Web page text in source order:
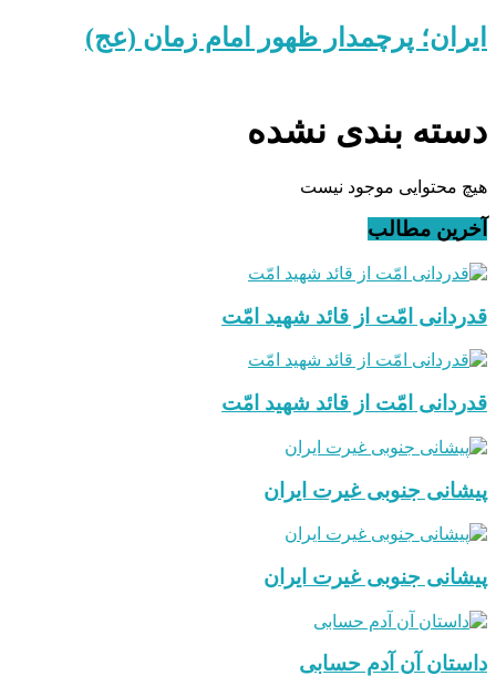
ایران؛ پرچمدار ظهور امام زمان (عج)
دسته بندی نشده
هیچ محتوایی موجود نیست
آخرین مطالب
قدردانی امّت از قائد شهید امّت
قدردانی امّت از قائد شهید امّت
پیشانی جنوبی غیرت ایران
پیشانی جنوبی غیرت ایران
داستان آن آدم حسابی